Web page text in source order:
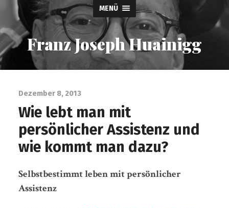
MENÜ
Franz Joseph Huainigg
Dezember 8, 2013
Wie lebt man mit
persönlicher Assistenz und
wie kommt man dazu?
Selbstbestimmt leben mit persönlicher
Assistenz